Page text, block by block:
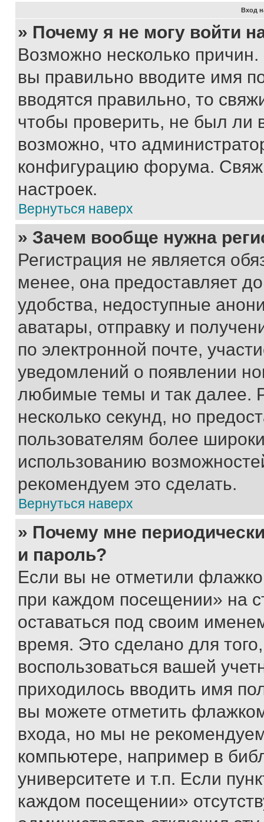
Вход
» Почему я не могу войти
Возможно несколько
вы правильно вводите имя
вводятся правильно, то
чтобы проверить, не был ли
возможно, что
конфигурацию форума.
настроек.
Вернуться наверх
» Зачем вообще нужна
Регистрация не является
менее, она предоставляет
удобства, недоступные
аватары, отправку и
по электронной почте,
уведомлений о появлении
любимые темы и так далее.
несколько секунд, но
пользователям более
использованию
рекомендуем это сделать.
Вернуться наверх
» Почему мне
и пароль?
Если вы не отметили
при каждом посещении» на
оставаться под своим
время. Это сделано для
воспользоваться вашей
приходилось вводить имя
вы можете отметить
входа, но мы не
компьютере, например в
университете и т.п. Если
каждом посещении»